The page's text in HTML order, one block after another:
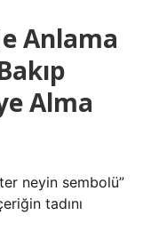
Anlama
Alma
neyin sembolü”
tadını